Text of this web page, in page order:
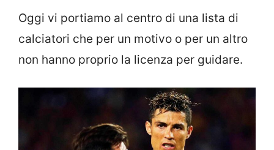
Oggi vi portiamo al centro di una lista di
calciatori che per un motivo o per un altro
non hanno proprio la licenza per guidare.